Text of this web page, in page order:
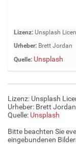
Z
e
g
e
B
d
n
Lizenz: Unsplash
Urheber: Brett Jordan
Quelle: Unsplash
Lizenz: Unsplash
Urheber: Brett Jordan
Quelle: Unsplash
Bitte beachten Sie
eingebundenen